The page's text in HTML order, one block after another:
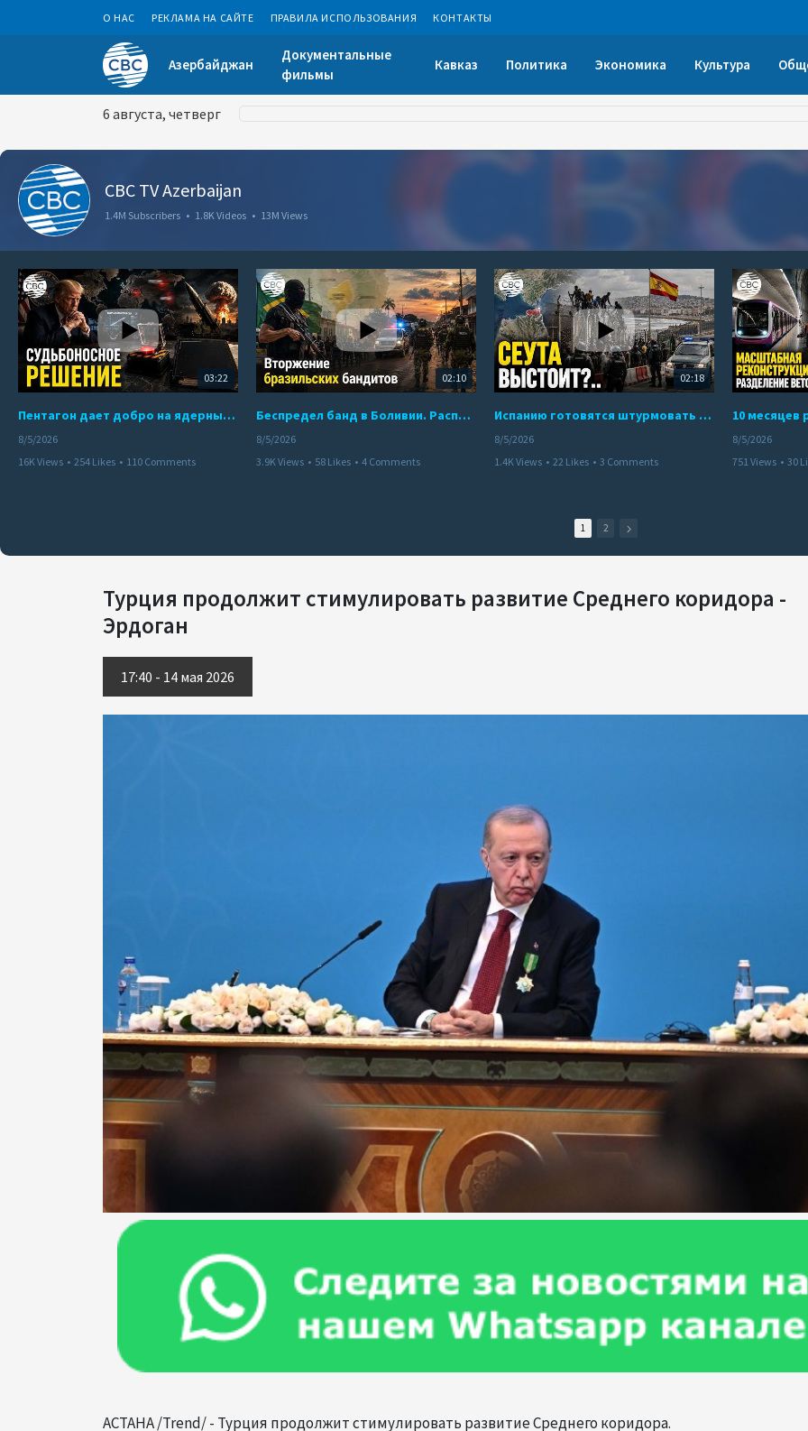
О НАС РЕКЛАМА НА САЙТЕ ПРАВИЛА ИСПОЛЬЗОВАНИЯ КОНТАКТЫ
Азербайджан
Документальные
фильмы
Кавказ Политика Экономика Культура
6 августа, четверг
CBC TV Azerbaijan
1.4M Subscribers • 1.8K Videos • 13M Views
03:22
Пентагон дает добро на ядерный удар по противникам США
8/5/2026
16K Views • 254 Likes • 110 Comments
02:10
Беспредел банд в Боливии. Расправы над наркоторговцами
8/5/2026
3.9K Views • 58 Likes • 4 Comments
02:18
Испанию готовятся штурмовать десятки тысяч марокканцев
8/5/2026
1.4K Views • 22 Likes • 3 Comments
8/5/2026
751 Views • 30
1 2
Турция продолжит стимулировать развитие Среднего коридора -
Эрдоган
17:40 - 14 мая 2026
АСТАНА /Trend/ - Турция продолжит стимулировать развитие Среднего коридора.